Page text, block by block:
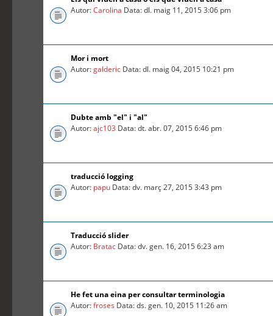
Autor:Carolina Data: dl. maig 11, 2015 3:06 pm
Mor i mort
Autor:galderic Data: dl. maig 04, 2015 10:21 pm
Dubte amb "el" i "al"
Autor:ajc103 Data: dt. abr. 07, 2015 6:46 pm
traducció logging
Autor: papu Data: dv. març 27, 2015 3:43 pm
Traducció slider
Autor: Bratac Data: dv. gen. 16, 2015 6:23 am
He fet una eina per consultar terminologia
Autor:froses Data: ds. gen. 10, 2015 11:26 am